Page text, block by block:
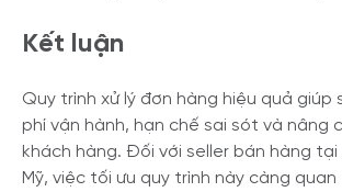
Kết luận
Quy trình xử lý đơn hàng hiệu quả giúp
phí vận hành, hạn chế sai sót và nâng
khách hàng. Đối với seller bán hàng tại
Mỹ, việc tối ưu quy trình này càng